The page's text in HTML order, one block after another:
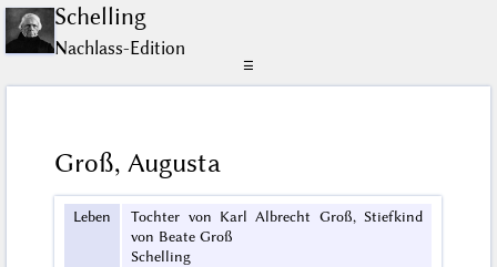
Schelling
Nachlass-Edition
☰
Groß, Augusta
Leben
Tochter von Karl Albrecht Groß, Stiefkind
von Beate Groß
Schelling